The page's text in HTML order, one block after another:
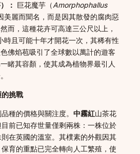
： 巨花魔芋（Amorphophallus
美麗而聞名，而是因其散發的腐肉惡
而，這種花卉可高達三公尺以上，
時且可能十年才開花一次，其稀有性
佛焰苞吸引了全球數以萬計的遊客
睹其容顏，使其成為植物界最引人
挑戰
種的價格與關注度。 中霧紅山茶花
前已知存世量僅剩兩株：一株位於
在英國的溫室。其樸素的外觀因其
育的重點已完全轉向人工繁殖，使